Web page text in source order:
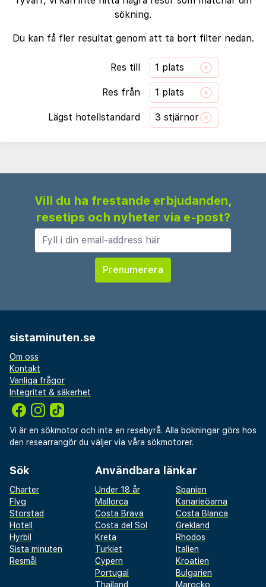
sökning.
Du kan få fler resultat genom att ta bort filter nedan.
Res till 1 plats
Res från 1 plats
Lägst hotellstandard 3 stjärnor
Vill du ha frestande erbjudanden,
resetips och nyheter via e-post?
sistaminuten.se
Om oss
Kontakt
Vanliga frågor
Integritet & säkerhet
Vi är en sökmotor och inte en resebyrå. Alla bokningar görs hos
den researrangör du väljer via våra sökmotorer.
Sök
Charter
Flyg
Storstad
Hotell
Hyrbil
Sista minuten
Resmål
Användbara länkar
Under 18 år
Spanien
Mallorca
Kanarieöarna
Costa Brava
Costa Blanca
Costa del Sol
Grekland
Kreta
Rhodos
Turkiet
Italien
Cypern
Kroatien
Portugal
Bulgarien
Thailand
Marocko